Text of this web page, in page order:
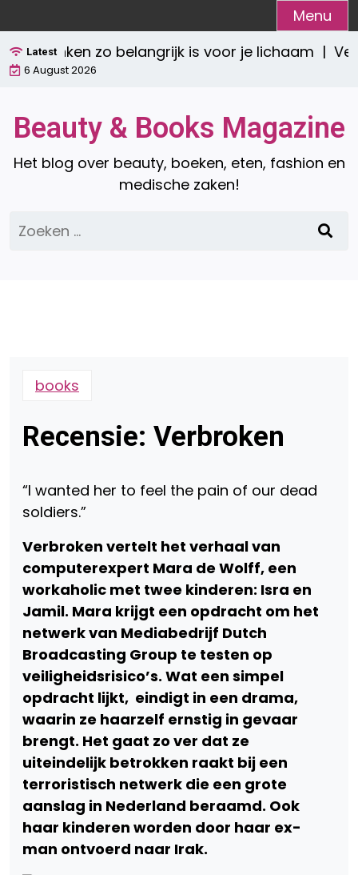
naar
de
inhoud
Menu
Latest
drinken zo belangrijk is voor je lichaam |
6 August 2026
Beauty & Books Magazine
Het blog over beauty, boeken, eten, fashion en
medische zaken!
Zoeken
naar:
books
Recensie: Verbroken
“I wanted her to feel the pain of our dead
soldiers.”
Verbroken vertelt het verhaal van
computerexpert Mara de Wolff, een
workaholic met twee kinderen: Isra en
Jamil. Mara krijgt een opdracht om het
netwerk van Mediabedrijf Dutch
Broadcasting Group te testen op
veiligheidsrisico’s. Wat een simpel
opdracht lijkt, eindigt in een drama,
waarin ze haarzelf ernstig in gevaar
brengt. Het gaat zo ver dat ze
uiteindelijk betrokken raakt bij een
terroristisch netwerk die een grote
aanslag in Nederland beraamd. Ook
haar kinderen worden door haar ex-
man ontvoerd naar Irak.